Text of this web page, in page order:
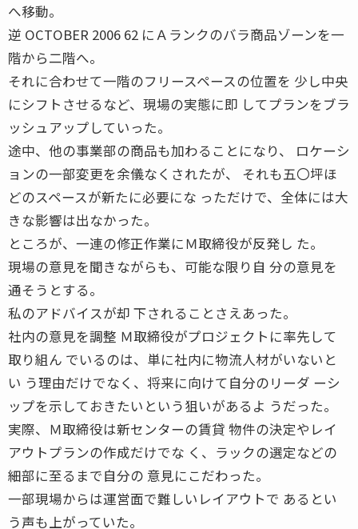
へ移動。
逆 OCTOBER 2006 62 にＡランクのバラ商品ゾーンを一
階から二階へ。
それに合わせて一階のフリースペースの位置を 少し中央
にシフトさせるなど、現場の実態に即 してプランをブラ
ッシュアップしていった。
途中、他の事業部の商品も加わることになり、 ロケーシ
ョンの一部変更を余儀なくされたが、 それも五〇坪ほ
どのスペースが新たに必要にな っただけで、全体には大
きな影響は出なかった。
ところが、一連の修正作業にＭ取締役が反発し た。
現場の意見を聞きながらも、可能な限り自 分の意見を
通そうとする。
私のアドバイスが却 下されることさえあった。
社内の意見を調整 Ｍ取締役がプロジェクトに率先して
取り組ん でいるのは、単に社内に物流人材がいないと
い う理由だけでなく、将来に向けて自分のリーダ ーシ
ップを示しておきたいという狙いがあるよ うだった。
実際、Ｍ取締役は新センターの賃貸 物件の決定やレイ
アウトプランの作成だけでな く、ラックの選定などの
細部に至るまで自分の 意見にこだわった。
一部現場からは運営面で難しいレイアウトで あるとい
う声も上がっていた。